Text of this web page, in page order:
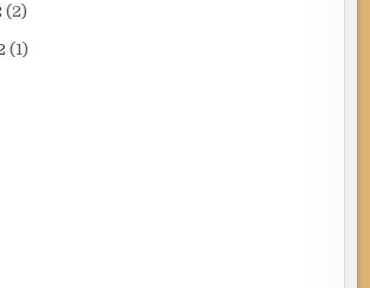
(2)
(1)